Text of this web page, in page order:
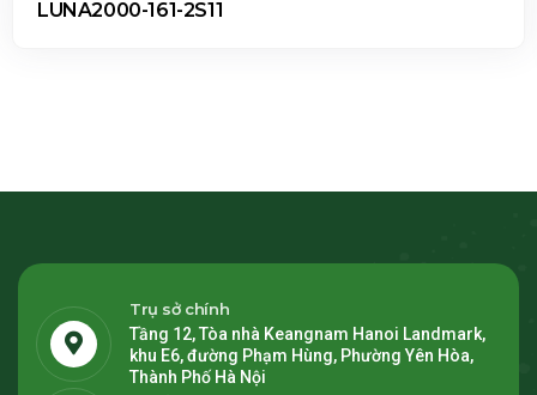
Trụ sở chính
Tầng 12, Tòa nhà Keangnam Hanoi Landmark,
khu E6, đường Phạm Hùng, Phường Yên Hòa,
Thành Phố Hà Nội